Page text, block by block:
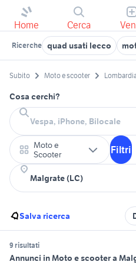
Home Cerca
Ricerche quad usati lecco
Subito Moto e scooter
Cosa cerchi?
Moto e
Scooter
Filtri
Salva ricerca
9 risultati
Annunci in Moto e scooter a